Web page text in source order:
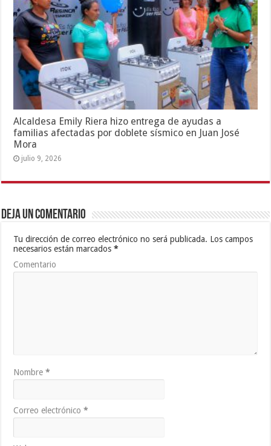
Alcaldesa Emily Riera hizo entrega de ayudas a
familias afectadas por doblete sísmico en Juan José
Mora
julio 9, 2026
Deja un comentario
Tu dirección de correo electrónico no será publicada. Los campos
necesarios están marcados*
Comentario
Nombre*
Correo electrónico*